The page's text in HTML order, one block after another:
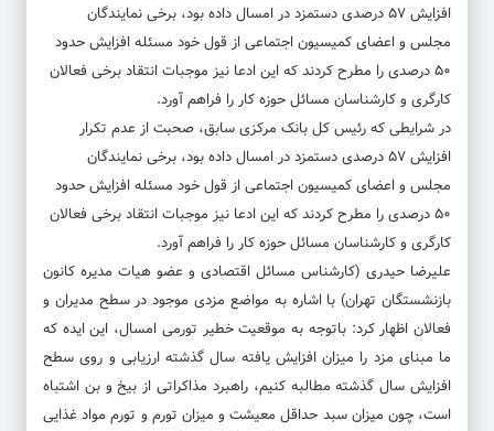
افزایش ۵۷ درصدی دستمزد در امسال داده بود، برخی نمایندگان
مجلس و اعضای کمیسیون اجتماعی از قول خود مسئله افزایش حدود
۵۰ درصدی را مطرح کردند که این ادعا نیز موجبات انتقاد برخی فعالان
کارگری و کارشناسان مسائل حوزه کار را فراهم آورد.
در شرایطی که رئیس کل بانک مرکزی سابق، صحبت از عدم تکرار
افزایش ۵۷ درصدی دستمزد در امسال داده بود، برخی نمایندگان
مجلس و اعضای کمیسیون اجتماعی از قول خود مسئله افزایش حدود
۵۰ درصدی را مطرح کردند که این ادعا نیز موجبات انتقاد برخی فعالان
کارگری و کارشناسان مسائل حوزه کار را فراهم آورد.
علیرضا حیدری (کارشناس مسائل اقتصادی و عضو هیات مدیره کانون
بازنشستگان تهران) با اشاره به مواضع مزدی موجود در سطح مدیران و
فعالان اظهار کرد: باتوجه به موقعیت خطیر تورمی امسال، این ایده که
ما مبنای مزد را میزان افزایش یافته سال گذشته ارزیابی و روی سطح
افزایش سال گذشته مطالبه کنیم، راهبرد مذاکراتی از بیخ و بن اشتباه
است، چون میزان سبد حداقل معیشت و میزان تورم و تورم مواد غذایی